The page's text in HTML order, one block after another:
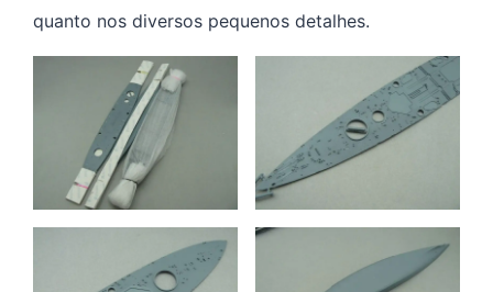
quanto nos diversos pequenos detalhes.